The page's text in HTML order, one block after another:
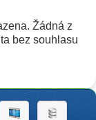
Žádná z
bez souhlasu